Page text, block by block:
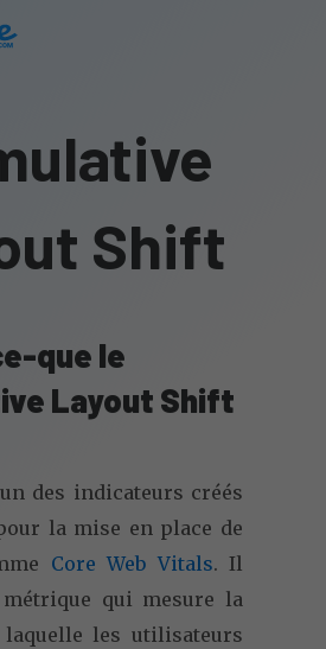
Shift
que le
Layout Shift
des indicateurs créés
la mise en place de
Core Web Vitals. Il
métrique qui mesure la
laquelle les utilisateurs